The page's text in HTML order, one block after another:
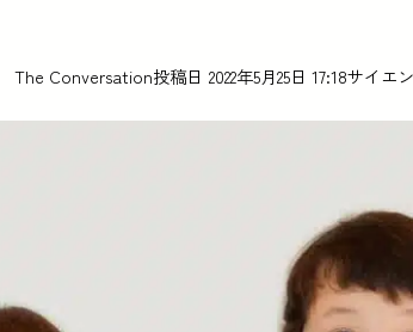
The Conversation投稿日 2022年5月25日 17:18サイエ